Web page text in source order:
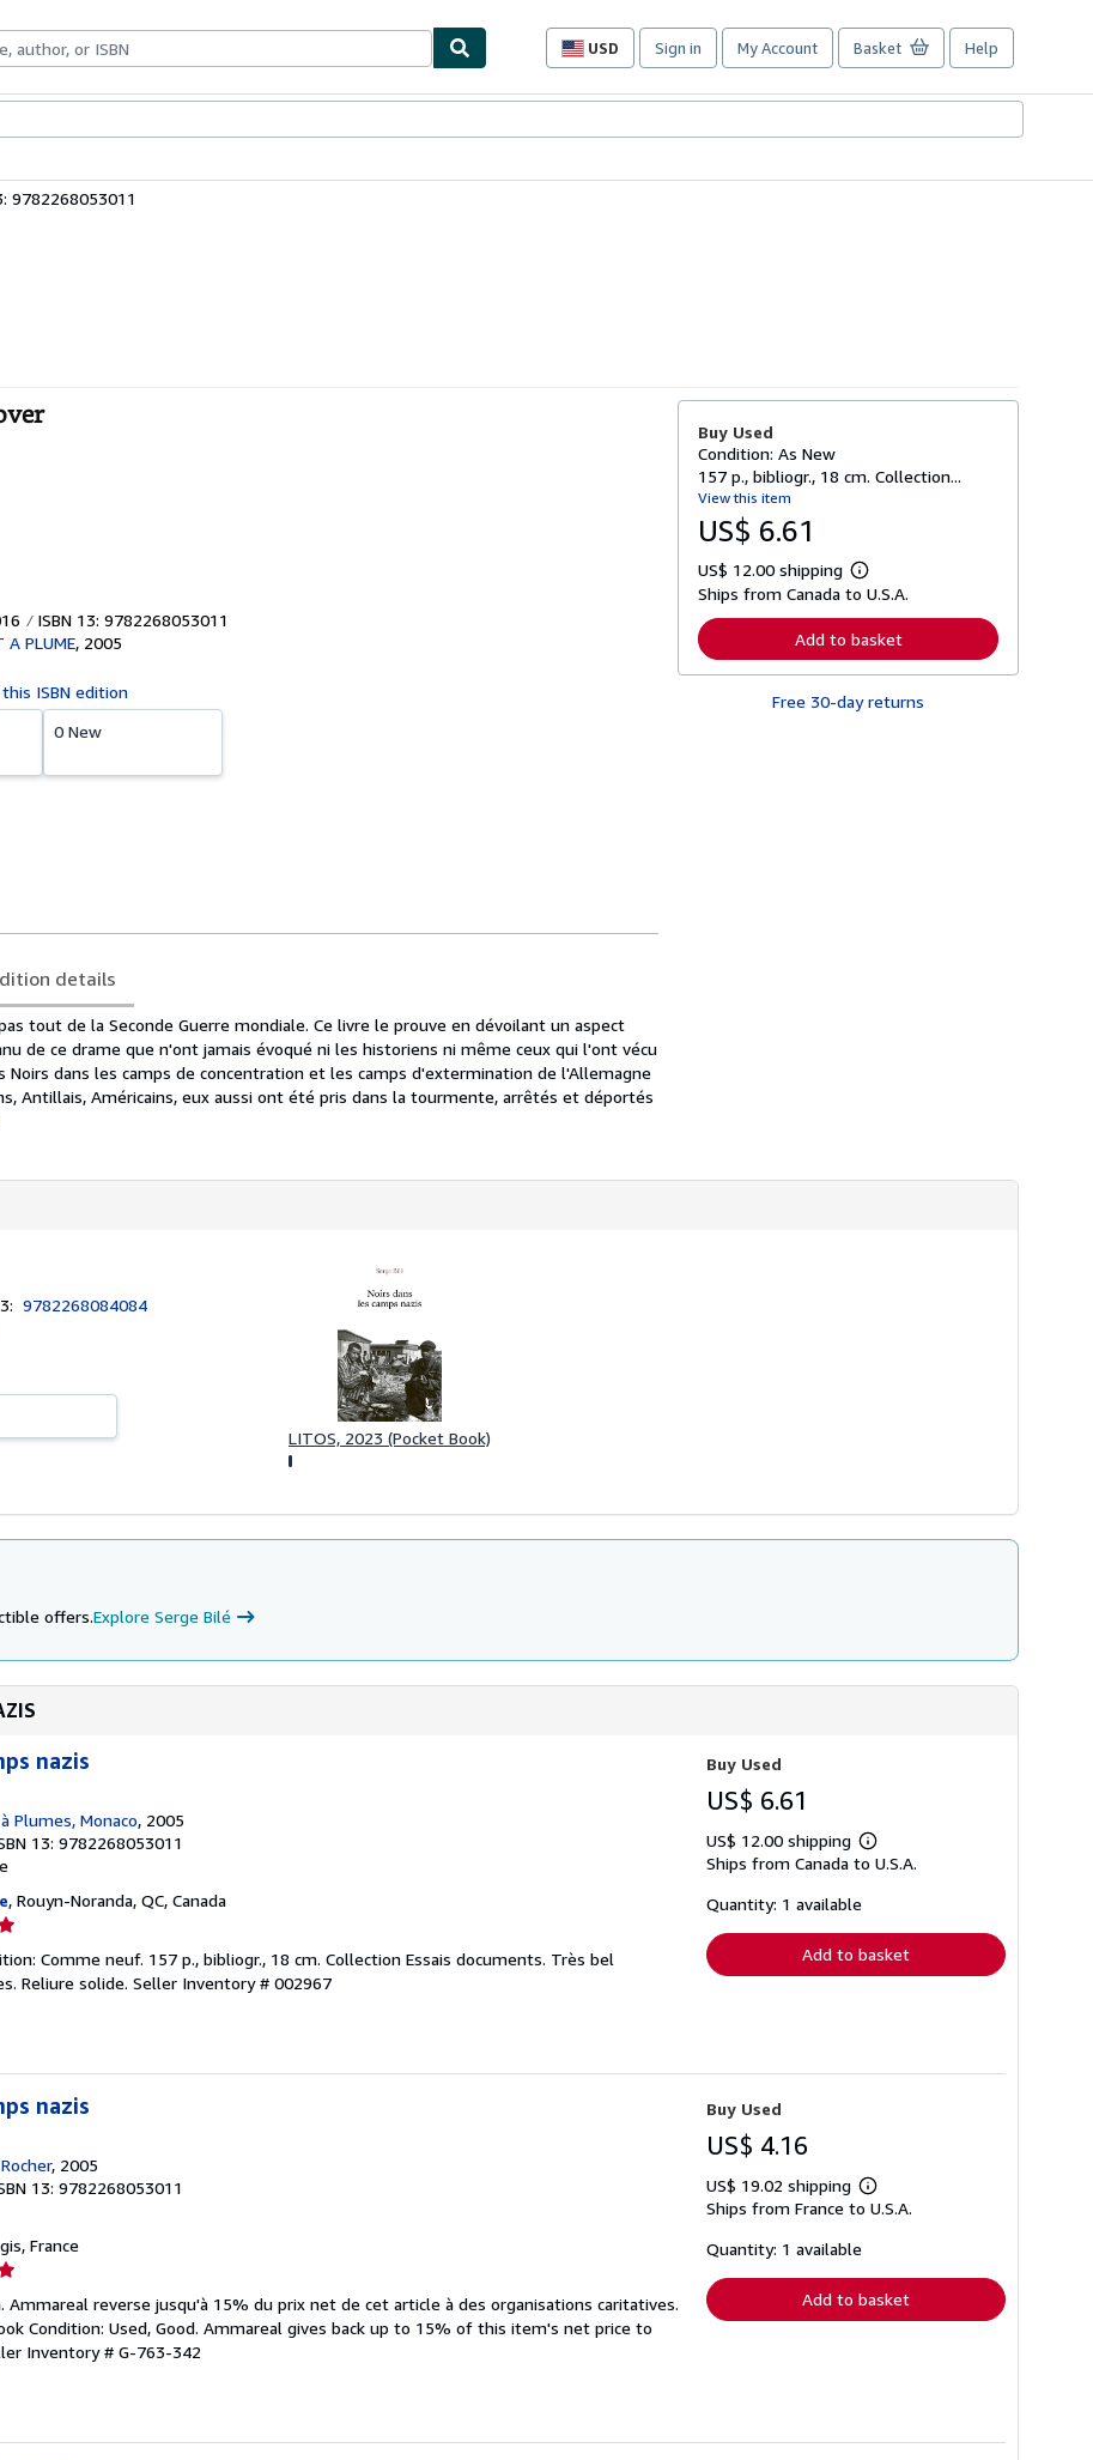
USD
Site
preferences
Sign in My Account Basket Help
9782268053011
ISBN 13: 9782268053011
A PLUME, 2005
ISBN edition
0 New
details
tout de la Seconde Guerre mondiale. Ce livre le prouve en dévoilant un aspect
de ce drame que n'ont jamais évoqué ni les historiens ni même ceux qui l'ont vécu
Noirs dans les camps de concentration et les camps d'extermination de l'Allemagne
Antillais, Américains, eux aussi ont été pris dans la tourmente, arrêtés et déportés
Buy Used
Condition: As New
157 p., bibliogr., 18 cm. Collection...
View this item
US$ 6.61
US$ 12.00 shipping
L
e
n
r
Ships from Canada to U.S.A.
Add to basket
Free 30-day returns
9782268084084
LITOS, 2023 (Pocket Book)
offers.Explore Serge Bilé
nazis
Plumes, Monaco, 2005
13: 9782268053011
, Rouyn-Noranda, QC, Canada
Comme neuf. 157 p., bibliogr., 18 cm. Collection Essais documents. Très bel
Reliure solide. Seller Inventory # 002967
Buy Used
US$ 6.61
US$ 12.00 shipping
Learn
more
Ships from Canada to U.S.A.
Quantity: 1 available
Add to basket
nazis
, 2005
13: 9782268053011
France
Ammareal reverse jusqu'à 15% du prix net de cet article à des organisations caritatives.
Condition: Used, Good. Ammareal gives back up to 15% of this item's net price to
Inventory # G-763-342
Buy Used
US$ 4.16
US$ 19.02 shipping
Learn
more
Ships from France to U.S.A.
Quantity: 1 available
Add to basket